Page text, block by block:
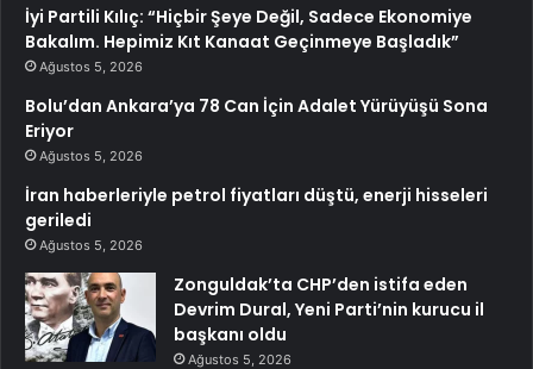
İyi Partili Kılıç: “Hiçbir Şeye Değil, Sadece Ekonomiye
Bakalım. Hepimiz Kıt Kanaat Geçinmeye Başladık”
Ağustos 5, 2026
Bolu’dan Ankara’ya 78 Can İçin Adalet Yürüyüşü Sona
Eriyor
Ağustos 5, 2026
İran haberleriyle petrol fiyatları düştü, enerji hisseleri
geriledi
Ağustos 5, 2026
Zonguldak’ta CHP’den istifa eden
Devrim Dural, Yeni Parti’nin kurucu il
başkanı oldu
Ağustos 5, 2026